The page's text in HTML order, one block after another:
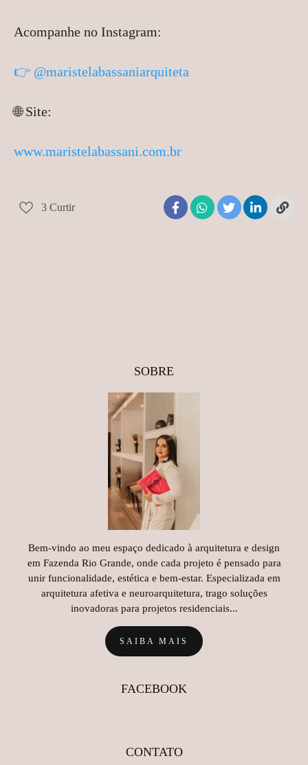
Acompanhe no Instagram:
👉 @maristelabassaniarquiteta
🌐 Site:
www.maristelabassani.com.br
3 Curtir
SOBRE
Bem-vindo ao meu espaço dedicado à arquitetura e design
em Fazenda Rio Grande, onde cada projeto é pensado para
unir funcionalidade, estética e bem-estar. Especializada em
arquitetura afetiva e neuroarquitetura, trago soluções
inovadoras para projetos residenciais...
SAIBA MAIS
FACEBOOK
CONTATO